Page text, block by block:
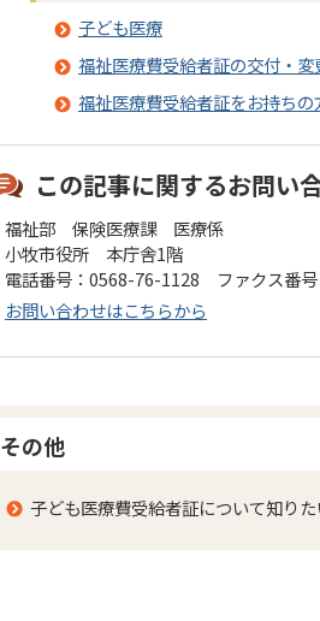
子ども医療
福祉医療費受給者証の交付・
福祉医療費受給者証をお持ち
この記事に関するお問い
福祉部 保険医療課 医療係
小牧市役所 本庁舎1階
電話番号：0568-76-1128 ファクス番
お問い合わせはこちらから
その他
子ども医療費受給者証について知りた